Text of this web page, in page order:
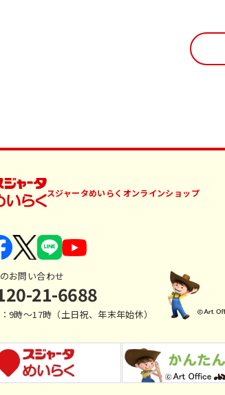
スジャータめいらくオンラインショップ
お問い合わせ
21-6688
9時〜17時（土日祝、年末年始休）